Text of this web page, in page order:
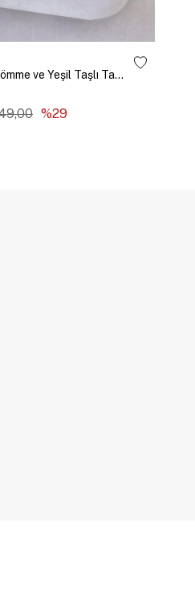
Altın Kaplama Gömme ve Yeşil Taşlı Tasarım Küpe Gümüş
%29